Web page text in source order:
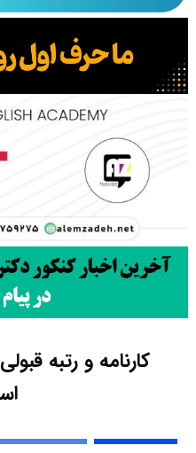
کارنامه و رتبه